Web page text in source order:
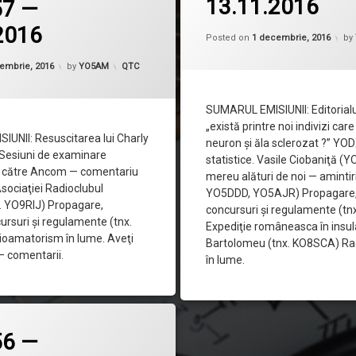
13.11.2016
Posted on 1 decembrie, 2016 by
SUMARUL EMISIUNII:
„există printre noi indivizi
neuron şi ăla sclerozat ?”
statistice. Vasile Ciobaniţă
mereu alături de noi —
YO5DDD, YO5AJR)
concursuri şi regulamente
Expediţie româneasca în
Bartolomeu (tnx. KO8SCA)
în lume.
—
2016
Updated on 3 decembrie, 2016
byYO5AM Categorii:
QTC
Resuscitarea lui Charly
de examinare
Ancom — comentariu
Radioclubul
YO9RIJ) Propagare,
şi regulamente (tnx.
în lume. Aveţi
comentarii.
—